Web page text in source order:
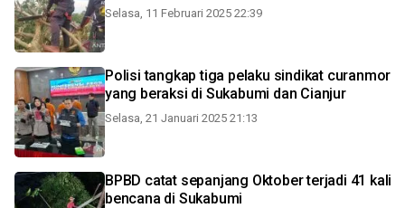
Selasa, 11 Februari 2025 22:39
Polisi tangkap tiga pelaku sindikat curanmor
yang beraksi di Sukabumi dan Cianjur
Selasa, 21 Januari 2025 21:13
BPBD catat sepanjang Oktober terjadi 41 kali
bencana di Sukabumi